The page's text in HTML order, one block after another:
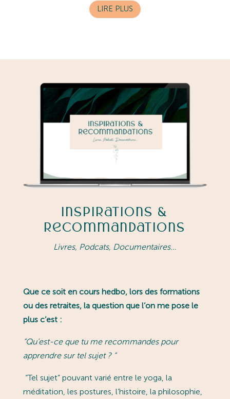
LIRE PLUS
Inspirations &
Recommandations
Livres, Podcats, Documentaires…
Que ce soit en cours hedbo, lors des formations
ou des retraites, la question que l’on me pose le
plus c’est :
“Qu’est-ce que tu me recommandes pour
apprendre sur tel sujet ? ”
“Tel sujet” pouvant varié entre le yoga, la
méditation, les postures, l’histoire, la philosophie,